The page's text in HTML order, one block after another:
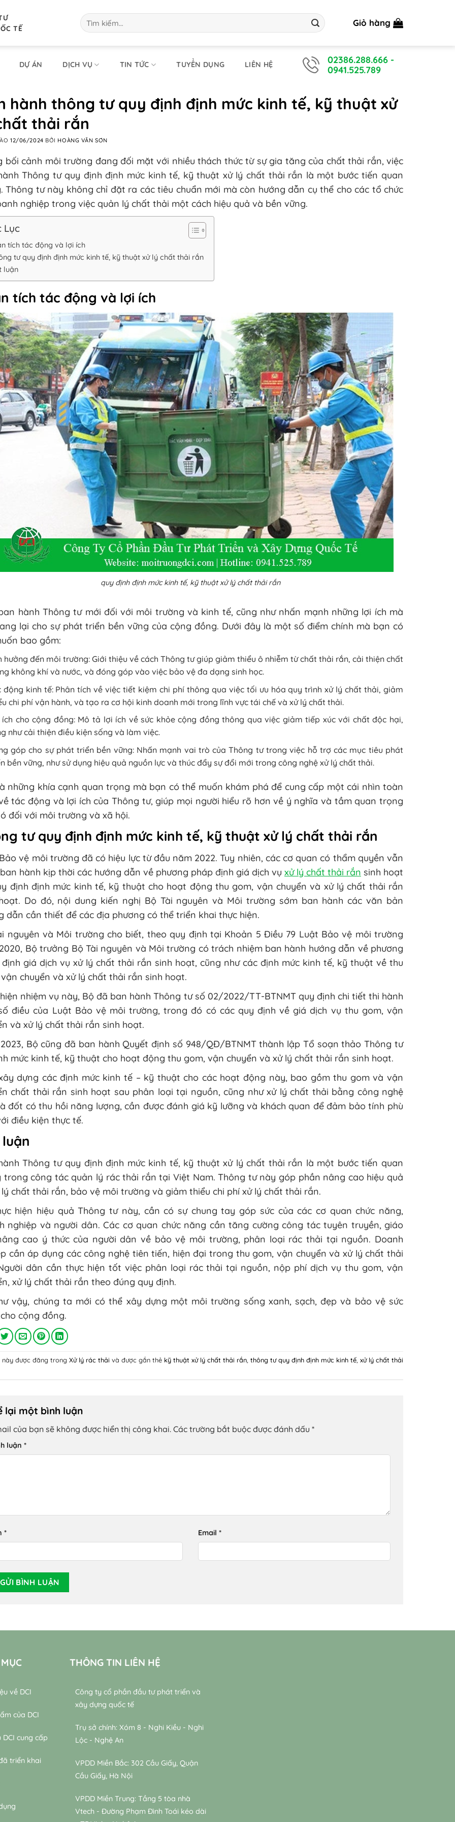
TẾ
Tìm
kiếm:
Giỏ hàng
DỰ ÁN DỊCH VỤ TIN TỨC TUYỂN DỤNG LIÊN HỆ 02386.288.666 -
0941.525.789
hành thông tư quy định định mức kinh tế, kỹ thuật xử
thải rắn
12/06/2024 BỞI HOÀNG VĂN SƠN
bối cảnh môi trường đang đối mặt với nhiều thách thức từ sự gia tăng của chất thải rắn, việc
Thông tư quy định định mức kinh tế, kỹ thuật xử lý chất thải rắn là một bước tiến quan
Thông tư này không chỉ đặt ra các tiêu chuẩn mới mà còn hướng dẫn cụ thể cho các tổ chức
nghiệp trong việc quản lý chất thải một cách hiệu quả và bền vững.
Lục
tích tác động và lợi ích
tư quy định định mức kinh tế, kỹ thuật xử lý chất thải rắn
luận
tích tác động và lợi ích
quy định định mức kinh tế, kỹ thuật xử lý chất thải rắn
hành Thông tư mới đối với môi trường và kinh tế, cũng như nhấn mạnh những lợi ích mà
lại cho sự phát triển bền vững của cộng đồng. Dưới đây là một số điểm chính mà bạn có
bao gồm:
hưởng đến môi trường: Giới thiệu về cách Thông tư giúp giảm thiểu ô nhiễm từ chất thải rắn, cải thiện chất
không khí và nước, và đóng góp vào việc bảo vệ đa dạng sinh học.
động kinh tế: Phân tích về việc tiết kiệm chi phí thông qua việc tối ưu hóa quy trình xử lý chất thải, giảm
chi phí vận hành, và tạo ra cơ hội kinh doanh mới trong lĩnh vực tái chế và xử lý chất thải.
ích cho cộng đồng: Mô tả lợi ích về sức khỏe cộng đồng thông qua việc giảm tiếp xúc với chất độc hại,
như cải thiện điều kiện sống và làm việc.
góp cho sự phát triển bền vững: Nhấn mạnh vai trò của Thông tư trong việc hỗ trợ các mục tiêu phát
bền vững, như sử dụng hiệu quả nguồn lực và thúc đẩy sự đổi mới trong công nghệ xử lý chất thải.
những khía cạnh quan trọng mà bạn có thể muốn khám phá để cung cấp một cái nhìn toàn
tác động và lợi ích của Thông tư, giúp mọi người hiểu rõ hơn về ý nghĩa và tầm quan trọng
đối với môi trường và xã hội.
tư quy định định mức kinh tế, kỹ thuật xử lý chất thải rắn
vệ môi trường đã có hiệu lực từ đầu năm 2022. Tuy nhiên, các cơ quan có thẩm quyền vẫn
hành kịp thời các hướng dẫn về phương pháp định giá dịch vụ xử lý chất thải rắn sinh hoạt
định định mức kinh tế, kỹ thuật cho hoạt động thu gom, vận chuyển và xử lý chất thải rắn
Do đó, nội dung kiến nghị Bộ Tài nguyên và Môi trường sớm ban hành các văn bản
dẫn cần thiết để các địa phương có thể triển khai thực hiện.
nguyên và Môi trường cho biết, theo quy định tại Khoản 5 Điều 79 Luật Bảo vệ môi trường
Bộ trưởng Bộ Tài nguyên và Môi trường có trách nhiệm ban hành hướng dẫn về phương
giá dịch vụ xử lý chất thải rắn sinh hoạt, cũng như các định mức kinh tế, kỹ thuật về thu
chuyển và xử lý chất thải rắn sinh hoạt.
nhiệm vụ này, Bộ đã ban hành Thông tư số 02/2022/TT-BTNMT quy định chi tiết thi hành
điều của Luật Bảo vệ môi trường, trong đó có các quy định về giá dịch vụ thu gom, vận
và xử lý chất thải rắn sinh hoạt.
Bộ cũng đã ban hành Quyết định số 948/QĐ/BTNMT thành lập Tổ soạn thảo Thông tư
mức kinh tế, kỹ thuật cho hoạt động thu gom, vận chuyển và xử lý chất thải rắn sinh hoạt.
dựng các định mức kinh tế – kỹ thuật cho các hoạt động này, bao gồm thu gom và vận
chất thải rắn sinh hoạt sau phân loại tại nguồn, cũng như xử lý chất thải bằng công nghệ
đốt có thu hồi năng lượng, cần được đánh giá kỹ lưỡng và khách quan để đảm bảo tính phù
điều kiện thực tế.
Thông tư quy định định mức kinh tế, kỹ thuật xử lý chất thải rắn là một bước tiến quan
trong công tác quản lý rác thải rắn tại Việt Nam. Thông tư này góp phần nâng cao hiệu quả
chất thải rắn, bảo vệ môi trường và giảm thiểu chi phí xử lý chất thải rắn.
hiện hiệu quả Thông tư này, cần có sự chung tay góp sức của các cơ quan chức năng,
nghiệp và người dân. Các cơ quan chức năng cần tăng cường công tác tuyên truyền, giáo
cao ý thức của người dân về bảo vệ môi trường, phân loại rác thải tại nguồn. Doanh
cần áp dụng các công nghệ tiên tiến, hiện đại trong thu gom, vận chuyển và xử lý chất thải
dân cần thực hiện tốt việc phân loại rác thải tại nguồn, nộp phí dịch vụ thu gom, vận
xử lý chất thải rắn theo đúng quy định.
vậy, chúng ta mới có thể xây dựng một môi trường sống xanh, sạch, đẹp và bảo vệ sức
cộng đồng.
này được đăng trong Xử lý rác thải và được gắn thẻ kỹ thuật xử lý chất thải rắn thông tư quy định định mức kinh tế xử lý chất thải
lại một bình luận
của bạn sẽ không được hiển thị công khai. Các trường bắt buộc được đánh dấu *
luận *
* Email *
về DCI
của DCI
DCI cung cấp
triển khai
THÔNG TIN LIÊN HỆ
Công ty cổ phần đầu tư phát triển và
xây dựng quốc tế
Trụ sở chính: Xóm 8 - Nghi Kiều - Nghi
Lộc - Nghệ An
VPDD Miền Bắc: 302 Cầu Giấy, Quận
Cầu Giấy, Hà Nội
VPDD Miền Trung: Tầng 5 tòa nhà
Vtech - Đường Phạm Đình Toái kéo dài